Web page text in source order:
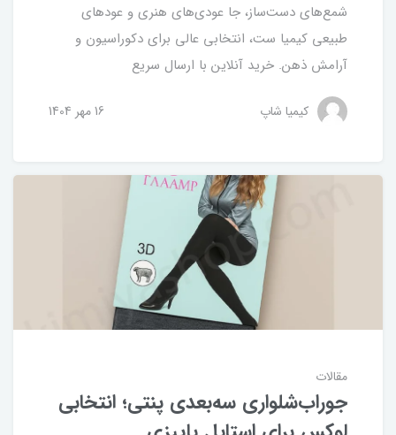
شمع‌های دست‌ساز، جا عودی‌های هنری و عودهای
طبیعی کیمیا ست، انتخابی عالی برای دکوراسیون و
آرامش ذهن. خرید آنلاین با ارسال سریع
کیمیا شاپ 16 مهر 1404
مقالات
جوراب‌شلواری سه‌بعدی پنتی؛ انتخابی